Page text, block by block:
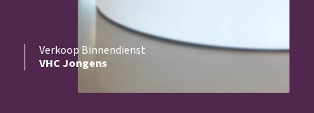
Verkoop Binnendienst
VHC Jongens